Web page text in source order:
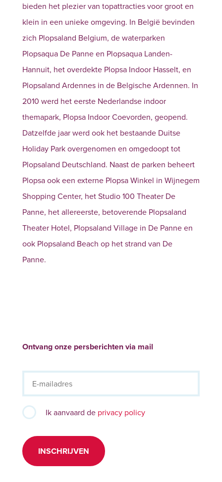
bieden het plezier van topattracties voor groot en
klein in een unieke omgeving. In België bevinden
zich Plopsaland Belgium, de waterparken
Plopsaqua De Panne en Plopsaqua Landen-
Hannuit, het overdekte Plopsa Indoor Hasselt, en
Plopsaland Ardennes in de Belgische Ardennen. In
2010 werd het eerste Nederlandse indoor
themapark, Plopsa Indoor Coevorden, geopend.
Datzelfde jaar werd ook het bestaande Duitse
Holiday Park overgenomen en omgedoopt tot
Plopsaland Deutschland. Naast de parken beheert
Plopsa ook een externe Plopsa Winkel in Wijnegem
Shopping Center, het Studio 100 Theater De
Panne, het allereerste, betoverende Plopsaland
Theater Hotel, Plopsaland Village in De Panne en
ook Plopsaland Beach op het strand van De
Panne.
Ontvang onze persberichten via mail
Ik aanvaard de privacy policy
INSCHRIJVEN